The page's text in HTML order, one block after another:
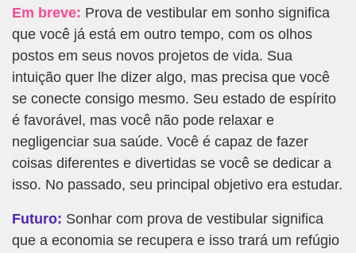
Em breve: Prova de vestibular em sonho significa
que você já está em outro tempo, com os olhos
postos em seus novos projetos de vida. Sua
intuição quer lhe dizer algo, mas precisa que você
se conecte consigo mesmo. Seu estado de espírito
é favorável, mas você não pode relaxar e
negligenciar sua saúde. Você é capaz de fazer
coisas diferentes e divertidas se você se dedicar a
isso. No passado, seu principal objetivo era estudar.
Futuro: Sonhar com prova de vestibular significa
que a economia se recupera e isso trará um refúgio